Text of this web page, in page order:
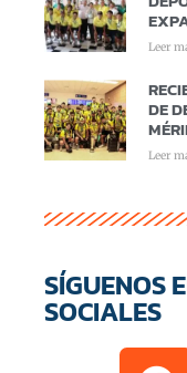
Leer
DE
Leer
SÍGUENOS
SOCIALES